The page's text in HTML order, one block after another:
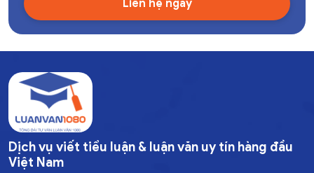
Dịch vụ viết tiểu luận & luận văn uy tín hàng đầu
Việt Nam